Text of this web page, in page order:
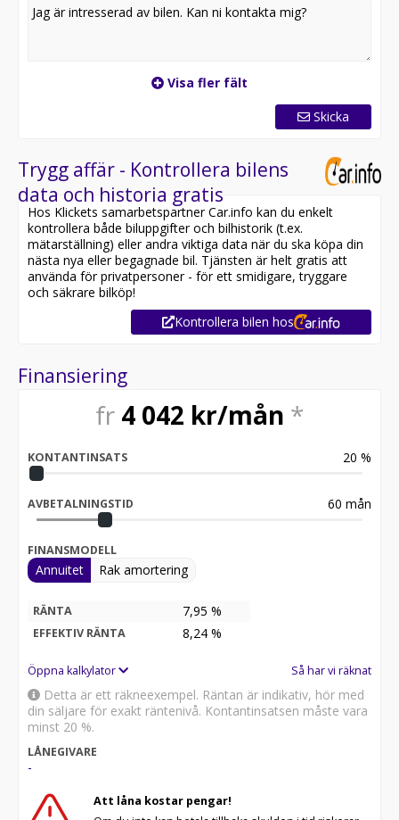
Visa fler fält
Skicka
Trygg affär - Kontrollera bilens
data och historia gratis
Hos Klickets samarbetspartner Car.info kan du enkelt
kontrollera både biluppgifter och bilhistorik (t.ex.
mätarställning) eller andra viktiga data när du ska köpa din
nästa nya eller begagnade bil. Tjänsten är helt gratis att
använda för privatpersoner - för ett smidigare, tryggare
och säkrare bilköp!
Kontrollera bilen hos
Finansiering
fr 4 042 kr/mån *
KONTANTINSATS 20 %
AVBETALNINGSTID 60 mån
FINANSMODELL
Annuitet Rak amortering
RÄNTA 7,95 %
EFFEKTIV RÄNTA 8,24 %
Öppna kalkylator Så har vi räknat
Detta är ett räkneexempel. Räntan är indikativ, hör med
din säljare för exakt räntenivå. Kontantinsatsen måste vara
minst 20 %.
LÅNEGIVARE
-
Att låna kostar pengar!